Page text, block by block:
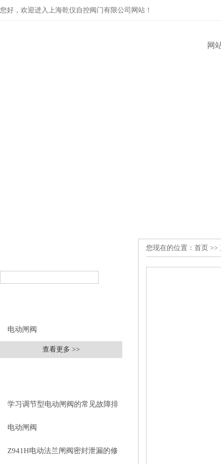
您好，欢迎进入上海乾仪自控阀门有限公司网站！
网
电动闸阀
查看更多 >>
学习调节型电动闸阀的常见故障排
除方法
电动闸阀
Z941H电动法兰闸阀密封泄漏的修
您现在的位置： 首页 >>